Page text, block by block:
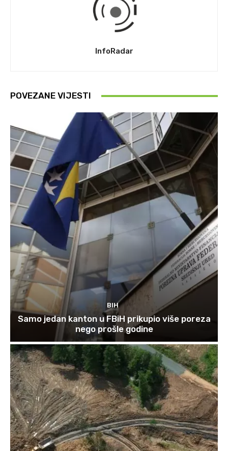
InfoRadar
POVEZANE VIJESTI
BIH
Samo jedan kanton u FBiH prikupio više poreza
nego prošle godine